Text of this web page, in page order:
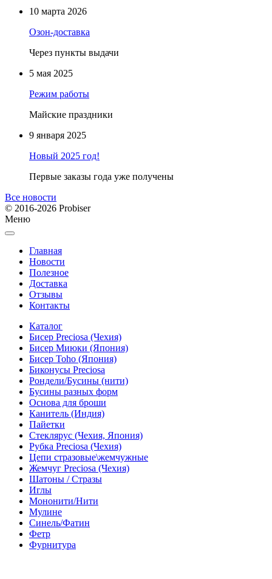
10 марта 2026
Озон-доставка
Через пункты выдачи
5 мая 2025
Режим работы
Майские праздники
9 января 2025
Новый 2025 год!
Первые заказы года уже получены
Все новости
© 2016-2026 Probiser
Меню
Главная
Новости
Полезное
Доставка
Отзывы
Контакты
Каталог
Бисер Preciosa (Чехия)
Бисер Миюки (Япония)
Бисер Toho (Япония)
Биконусы Preciosa
Рондели/Бусины (нити)
Бусины разных форм
Основа для броши
Канитель (Индия)
Пайетки
Стеклярус (Чехия, Япония)
Рубка Preciosa (Чехия)
Цепи стразовые\жемчужные
Жемчуг Preciosa (Чехия)
Шатоны / Стразы
Иглы
Мононити/Нити
Мулине
Синель/Фатин
Фетр
Фурнитура